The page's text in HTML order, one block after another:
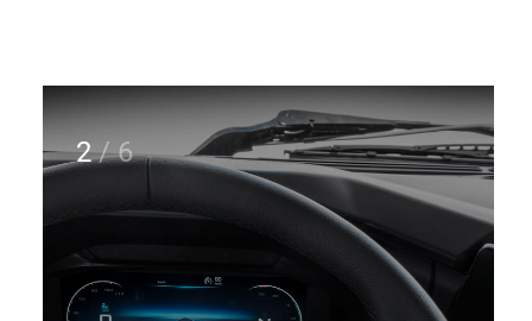
2/6